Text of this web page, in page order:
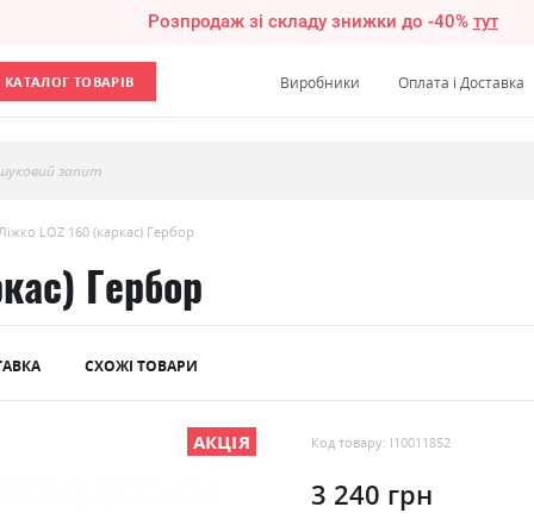
Розпродаж зі складу знижки до -40% тут
КАТАЛОГ ТОВАРІВ Виробники Оплата і Доставка
запит
LOZ 160 (каркас) Гербор
Гербор
СХОЖІ ТОВАРИ
АКЦІЯ Код товару: l10011852
3 240 грн